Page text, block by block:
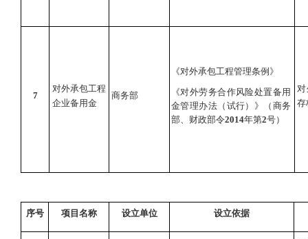
7
对外承包工程
企业备用金
商务部
《对外承包工程管理条例》
《对外劳务合作风险处置备用
金管理办法（试行）》（商务
部、财政部令2014年第2号）
存
序号 项目名称 设立单位 设立依据